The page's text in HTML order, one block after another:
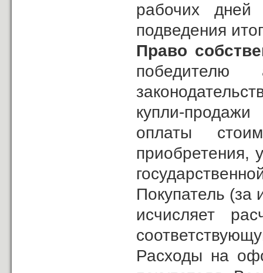
рабочих
подведения
Право
победителю
купли-
оплаты
приобретения,
Покупатель (за
исчисляет
Расходы на